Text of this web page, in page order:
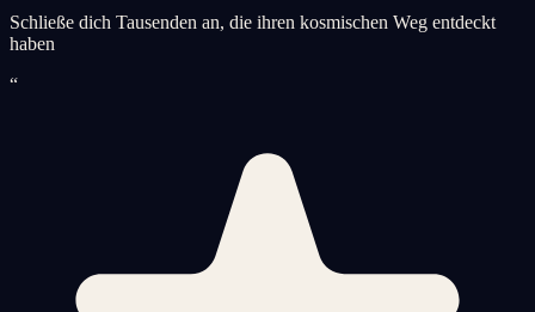
Schließe dich Tausenden an, die ihren kosmischen Weg entdeckt
haben
“